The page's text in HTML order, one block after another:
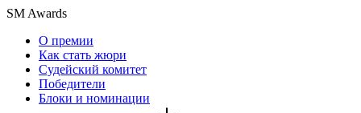
SM Awards
О премии
Как стать жюри
Судейский комитет
Победители
Блоки и номинации